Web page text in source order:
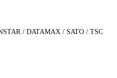
/ DATAMAX / SATO / TSC